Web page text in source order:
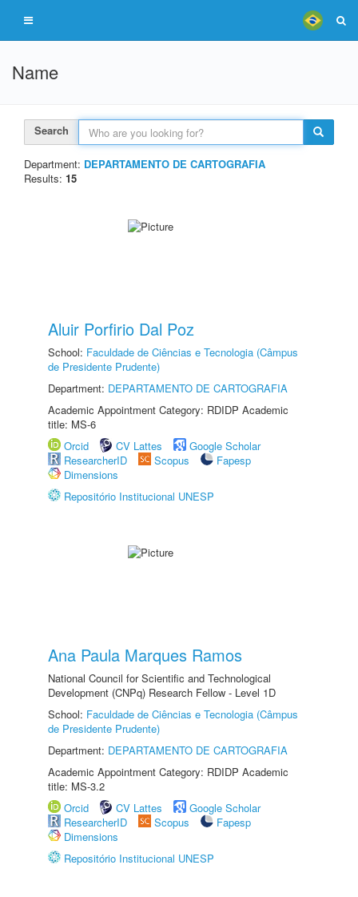
Name
Search
Department: DEPARTAMENTO DE CARTOGRAFIA
Results: 15
Aluir Porfirio Dal Poz
School: Faculdade de Ciências e Tecnologia (Câmpus
de Presidente Prudente)
Department: DEPARTAMENTO DE CARTOGRAFIA
Academic Appointment Category: RDIDP Academic
title: MS-6
Orcid
CV Lattes
Google Scholar
ResearcherID
Scopus
Fapesp
Dimensions
Repositório Institucional UNESP
Ana Paula Marques Ramos
National Council for Scientific and Technological
Development (CNPq) Research Fellow - Level 1D
School: Faculdade de Ciências e Tecnologia (Câmpus
de Presidente Prudente)
Department: DEPARTAMENTO DE CARTOGRAFIA
Academic Appointment Category: RDIDP Academic
title: MS-3.2
Orcid
CV Lattes
Google Scholar
ResearcherID
Scopus
Fapesp
Dimensions
Repositório Institucional UNESP